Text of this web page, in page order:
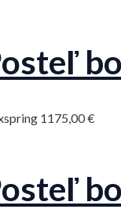
1175,00€